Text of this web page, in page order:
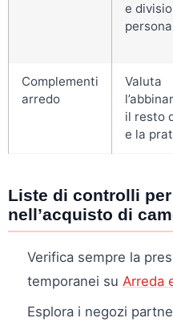
e
Complementi
arredo
Valuta
il resto
e la
Liste di controlli
nell’acquisto di
Verifica sempre la
temporanei su Arreda
Esplora i negozi